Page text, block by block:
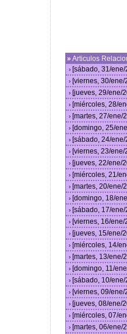
» Articulos
› [sábado, 31/
› [viernes, 30/
› [jueves, 29/ene/
› [miércoles, 28/
› [martes, 27/
› [domingo, 25/
› [sábado, 24/
› [viernes, 23/
› [jueves, 22/ene/
› [miércoles, 21/
› [martes, 20/
› [domingo, 18/
› [sábado, 17/
› [viernes, 16/
› [jueves, 15/ene/
› [miércoles, 14/
› [martes, 13/
› [domingo, 11/
› [sábado, 10/
› [viernes, 09/
› [jueves, 08/ene/
› [miércoles, 07/
› [martes, 06/